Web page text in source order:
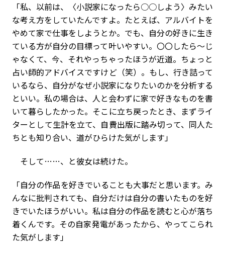
「私、以前は、〈小説家になったら○○しよう〉みたい
な考え方をしていたんですよ。たとえば、アルバイトを
やめて家で仕事をしようとか。でも、自分の好きに生き
ている方が自分の目標って叶いやすい。〇〇したら～じ
ゃなくて、今、それやっちゃったほうが近道。ちょっと
占い師的アドバイスですけど（笑）。もし、行き詰って
いるなら、自分がなぜ小説家になりたいのかを分析する
といい。私の場合は、人と会わずに家で好きなものを書
いて暮らしたかった。そこに立ち戻ったとき、まずライ
ターとして生計を立て、自費出版に踏み切って、同人た
ちとも知り合い、道がひらけた気がします」
そして……、と彼女は続けた。
「自分の作品を好きでいることも大事だと思います。み
んなに批判されても、自分だけは自分の書いたものを好
きでいたほうがいい。私は自分の作品を読むと心が落ち
着くんです。その自家発電があったから、やってこられ
た気がします」